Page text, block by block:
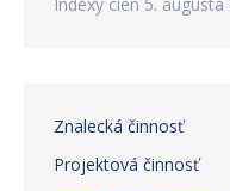
Znalecká činnosť
Projektová činnosť